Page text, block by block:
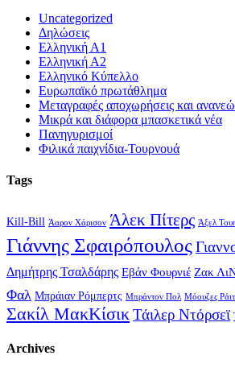
Uncategorized
Δηλώσεις
Ελληνική Α1
Ελληνική Α2
Ελληνικό Κύπελλο
Ευρωπαϊκό πρωτάθλημα
Μεταγραφές αποχωρήσεις και
Μικρά και διάφορα μπασκετικά νέα
Πανηγυρισμοί
Φιλικά παιχνίδια-Τουρνουά
Tags
Kill-Bill Άαρον Χάρισον Άλεκ Πίτερς Άξελ
Γιάννης Σφαιρόπουλος
Δημήτρης Τσαλδάρης Εβάν Φουρνιέ Ζακ
Φαλ Μπράιαν Ρόμπερτς Μπράντον Πολ Μόουζες Ράιτ
Σακίλ ΜακΚίσικ Τάιλερ Ντόρσεϊ
Archives